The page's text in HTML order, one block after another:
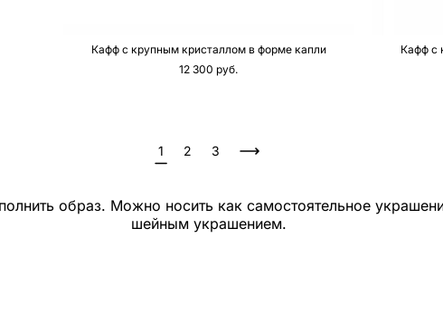
Кафф с крупным кристаллом в форме капли
12 300 pуб.
Кафф с
1 2 3
образ. Можно носить как самостоятельное
шейным украшением.